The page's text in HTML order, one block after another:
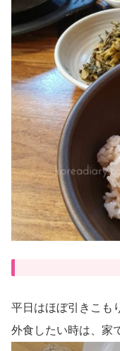
平日はほぼ引きこも
外食したい時は、家